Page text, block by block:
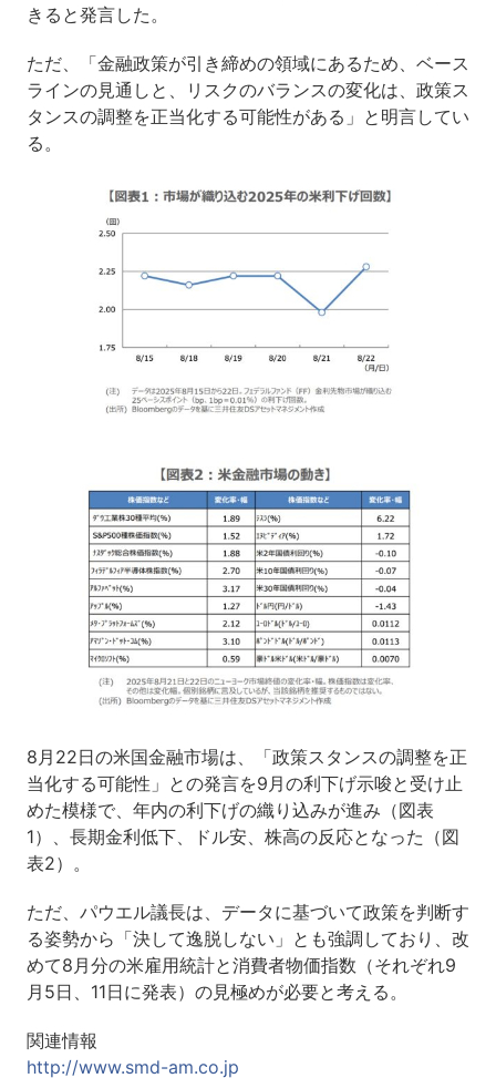
きると発言した。
ただ、「金融政策が引き締めの領域にあるため、ベース
ラインの見通しと、リスクのバランスの変化は、政策ス
タンスの調整を正当化する可能性がある」と明言してい
る。
8月22日の米国金融市場は、「政策スタンスの調整を正
当化する可能性」との発言を9月の利下げ示唆と受け止
めた模様で、年内の利下げの織り込みが進み（図表
1）、長期金利低下、ドル安、株高の反応となった（図
表2）。
ただ、パウエル議長は、データに基づいて政策を判断す
る姿勢から「決して逸脱しない」とも強調しており、改
めて8月分の米雇用統計と消費者物価指数（それぞれ9
月5日、11日に発表）の見極めが必要と考える。
関連情報
http://www.smd-am.co.jp